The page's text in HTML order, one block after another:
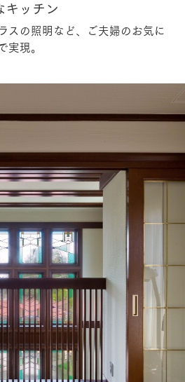
キッチン
スの照明など、ご夫婦のお気に
現。